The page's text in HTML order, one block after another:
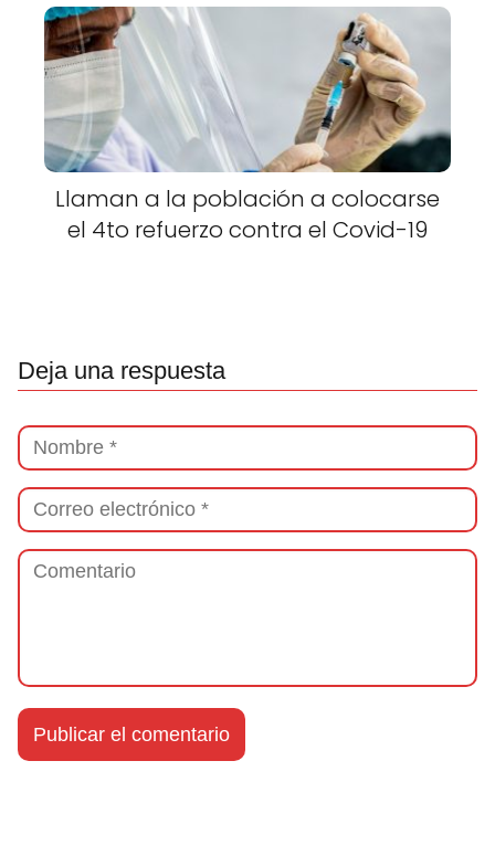
Llaman a la población a colocarse
el 4to refuerzo contra el Covid-19
Deja una respuesta